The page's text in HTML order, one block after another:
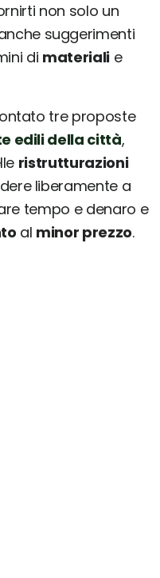
non solo un
suggerimenti
di materialie
tre proposte
edili della città,
ristrutturazioni
liberamente a
tempo e denaro e
al minor prezzo.